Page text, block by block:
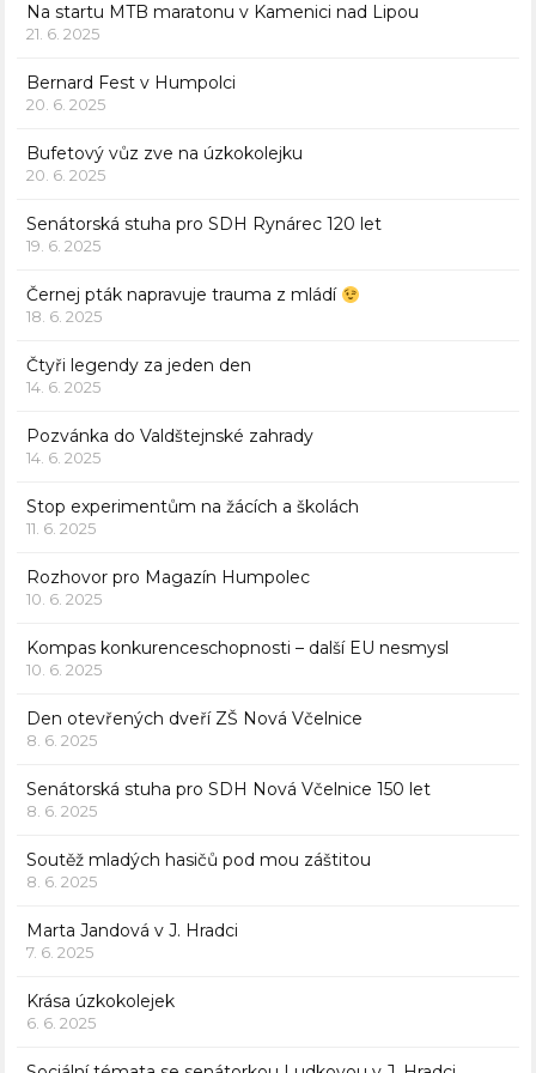
Na startu MTB maratonu v Kamenici nad Lipou
21. 6. 2025
Bernard Fest v Humpolci
20. 6. 2025
Bufetový vůz zve na úzkokolejku
20. 6. 2025
Senátorská stuha pro SDH Rynárec 120 let
19. 6. 2025
Černej pták napravuje trauma z mládí
18. 6. 2025
Čtyři legendy za jeden den
14. 6. 2025
Pozvánka do Valdštejnské zahrady
14. 6. 2025
Stop experimentům na žácích a školách
11. 6. 2025
Rozhovor pro Magazín Humpolec
10. 6. 2025
Kompas konkurenceschopnosti – další EU nesmysl
10. 6. 2025
Den otevřených dveří ZŠ Nová Včelnice
8. 6. 2025
Senátorská stuha pro SDH Nová Včelnice 150 let
8. 6. 2025
Soutěž mladých hasičů pod mou záštitou
8. 6. 2025
Marta Jandová v J. Hradci
7. 6. 2025
Krása úzkokolejek
6. 6. 2025